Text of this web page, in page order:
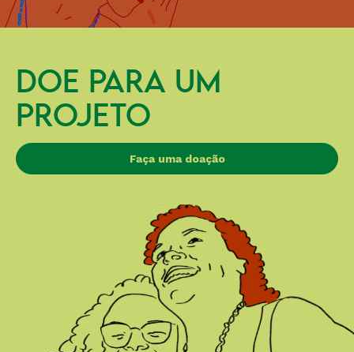
DOE PARA UM
PROJETO
Faça uma doação